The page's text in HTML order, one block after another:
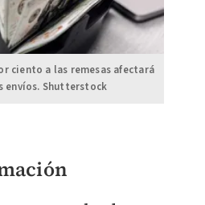
ciento a las remesas afectará
envíos. Shutterstock